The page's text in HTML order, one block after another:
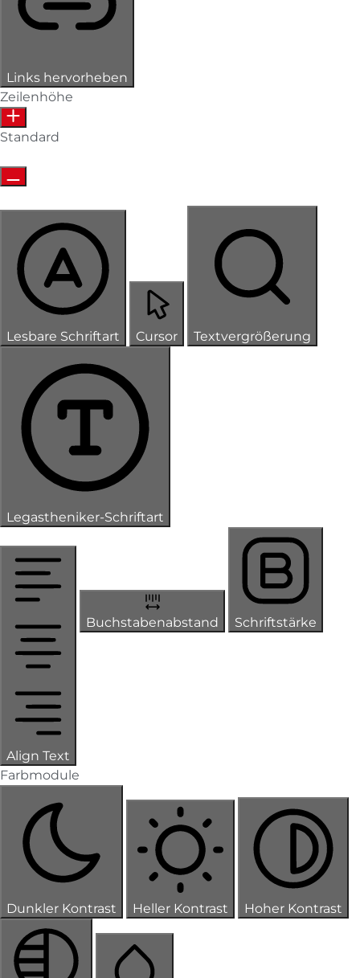
Links hervorheben
Zeilenhöhe
Standard
Lesbare Schriftart Cursor Textvergrößerung
Legastheniker-Schriftart
Align Text
Buchstabenabstand Schriftstärke
Farbmodule
Dunkler Kontrast Heller Kontrast Hoher Kontrast